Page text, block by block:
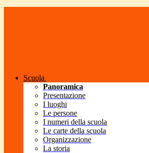
Scuola
Panoramica
Presentazione
I luoghi
Le persone
I numeri della scuola
Le carte della scuola
Organizzazione
La storia